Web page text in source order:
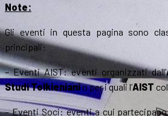
Note:
Gli eventi in questa pagina sono
principali:
– Eventi AIST: eventi organizzati dall’
Studi Tolkienianio per i quali l’AIST
– Eventi Soci: eventi a cui partecipano